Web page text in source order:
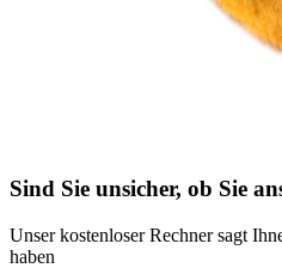
Sind Sie unsicher, ob Sie
Unser kostenloser Rechner sagt
haben